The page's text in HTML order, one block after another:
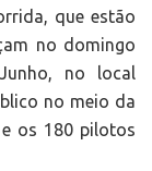
que estão
no domingo
no local
no meio da
os 180 pilotos